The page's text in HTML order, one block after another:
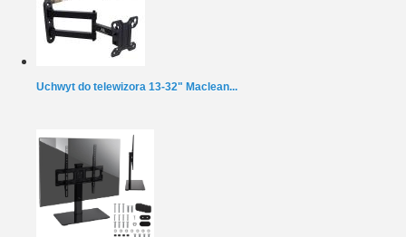
Uchwyt do telewizora 13-32" Maclean...